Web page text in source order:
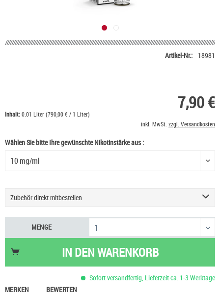
Artikel-Nr.: 18981
7,90 €
Inhalt:0.01 Liter (790,00 € / 1 Liter)
inkl. MwSt. zzgl. Versandkosten
Wählen Sie bitte Ihre gewünschte Nikotinstärke aus :
Zubehör direkt mitbestellen
Geekvape Sonder Q3 Podsystem E-Zigarette
9,90 €
Einsteigerset Podsystem & Liquid
60,90 €
UWELL Caliburn G5 Pod Kit
59,90 €
MENGE
IN DENWARENKORB
Sofort versandfertig, Lieferzeit ca. 1-3 Werktage
MERKEN
BEWERTEN